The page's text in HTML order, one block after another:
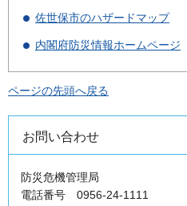
佐世保市のハザードマップ
内閣府防災情報ホームページ
ページの先頭へ戻る
お問い合わせ
防災危機管理局
電話番号 0956-24-1111